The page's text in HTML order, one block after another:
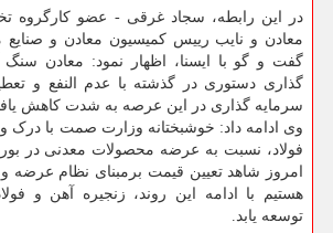
در این رابطه، سجاد غرقی - عضو کارگروه
معادن و نایب رییس کمیسیون معادن و صنایع
گفت و گو با ایسنا، اظهار نمود: معادن
گذاری دستوری در گذشته با عدم النفع و
سرمایه گذاری در این عرصه به شدت کاهش
وی ادامه داد: خوشبختانه وزارت صمت با درک
فولاد، نسبت به عرضه محصولات معدنی در
امروز شاهد تعیین قیمت برمبنای نظام عرضه و
هستیم با ادامه این روند، زنجیره آهن و
توسعه یابد.